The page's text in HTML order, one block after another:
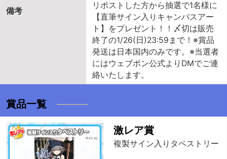
備考
リポストした方から抽選で1名様に
【直筆サイン入りキャンバスアー
ト】をプレゼント！！〆切は販売
終了の1/26(日)23:59まで！※賞品
発送は日本国内のみです。※当選者
にはウェブポン公式よりDMでご連
絡いたします。
賞品一覧
激レア賞
複製サイン入りタペストリー